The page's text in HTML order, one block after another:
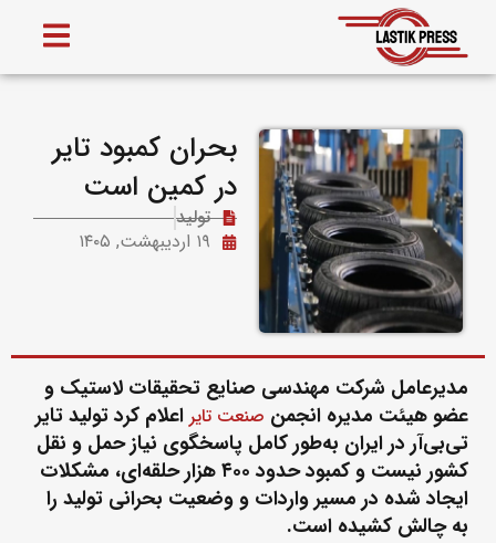
بحران کمبود تایر
در کمین است
تولید
۱۹ اردیبهشت, ۱۴۰۵
مدیرعامل شرکت مهندسی صنایع تحقیقات لاستیک و
عضو هیئت مدیره انجمن صنعت تایر اعلام کرد تولید تایر
تی‌بی‌آر در ایران به‌طور کامل پاسخگوی نیاز حمل و نقل
کشور نیست و کمبود حدود ۴۰۰ هزار حلقه‌ای، مشکلات
ایجاد شده در مسیر واردات و وضعیت بحرانی تولید را
به چالش کشیده است.